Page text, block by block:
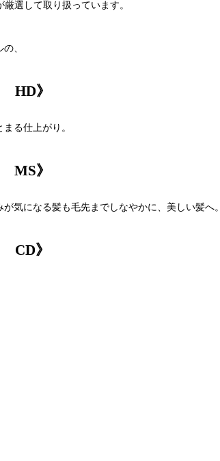
選して取り扱っています。
、
HD》
る仕上がり。
MS》
気になる髪も毛先までしなやかに、美しい髪へ。
CD》